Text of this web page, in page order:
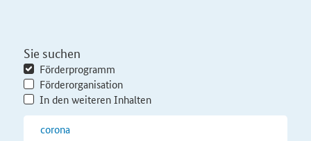
Sie suchen
Förderprogramm
Förderorganisation
In den weiteren Inhalten